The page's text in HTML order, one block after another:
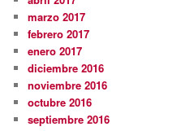
marzo 2017
febrero 2017
enero 2017
diciembre 2016
noviembre 2016
octubre 2016
septiembre 2016